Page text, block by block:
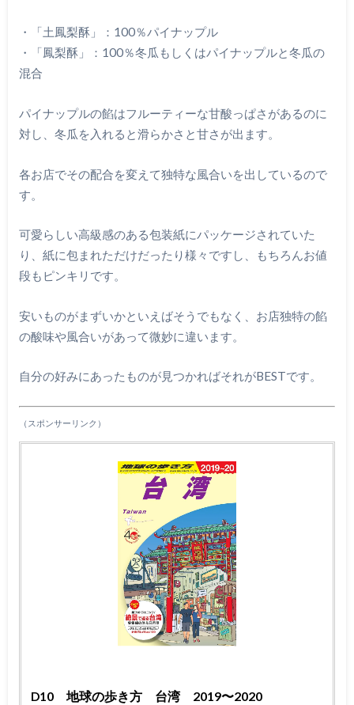
・「土鳳梨酥」：100％パイナップル
・「鳳梨酥」：100％冬瓜もしくはパイナップルと冬瓜の
混合
パイナップルの餡はフルーティーな甘酸っぱさがあるのに
対し、冬瓜を入れると滑らかさと甘さが出ます。
各お店でその配合を変えて独特な風合いを出しているので
す。
可愛らしい高級感のある包装紙にパッケージされていた
り、紙に包まれただけだったり様々ですし、もちろんお値
段もピンキリです。
安いものがまずいかといえばそうでもなく、お店独特の餡
の酸味や風合いがあって微妙に違います。
自分の好みにあったものが見つかればそれがBESTです。
（スポンサーリンク）
D10 地球の歩き方 台湾 2019〜2020